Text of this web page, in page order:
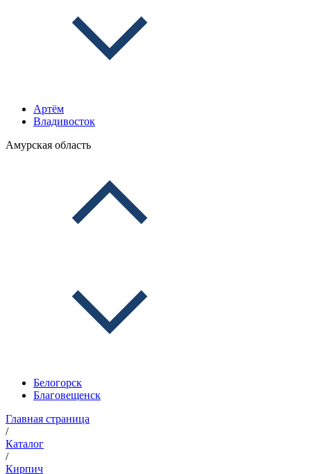
Артём
Владивосток
Амурская область
Белогорск
Благовещенск
Главная страница
/
Каталог
/
Кирпич